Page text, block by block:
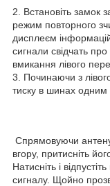
2. Встановіть замок
режим повторного
дисплеєм
сигнали свідчать
вмикання лівого
3. Починаючи з
тиску в шинах одним
Спрямовуючи
вгору, притисніть
Натисніть і
сигналу. Щойно